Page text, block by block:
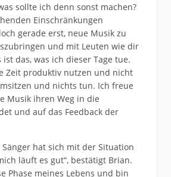
sollte ich denn sonst machen?
Einschränkungen
gerade erst, neue Musik zu
und mit Leuten wie dir
das, was ich dieser Tage tue.
Zeit produktiv nutzen und nicht
und nichts tun. Ich freue
Musik ihren Weg in die
und auf das Feedback der
hat sich mit der Situation
läuft es gut“, bestätigt Brian.
Phase meines Lebens und bin